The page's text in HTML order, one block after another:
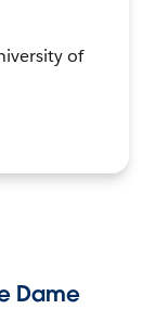
of
Dame